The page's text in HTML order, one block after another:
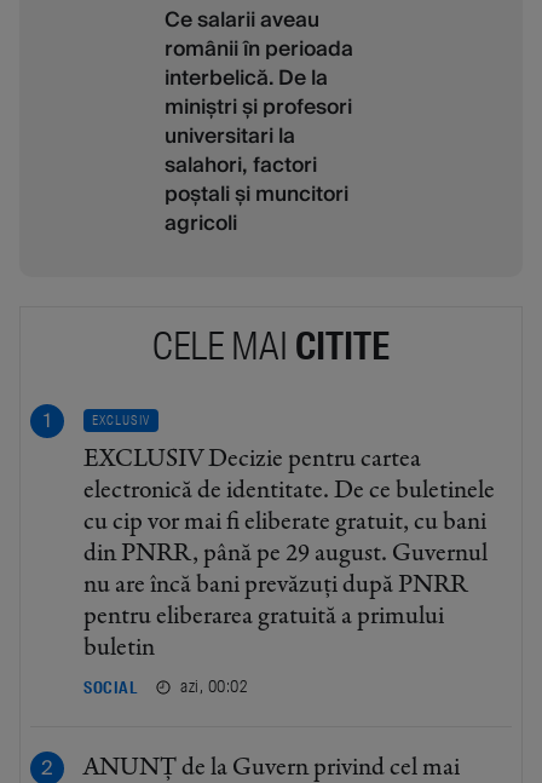
Ce salarii aveau
românii în perioada
interbelică. De la
miniștri și profesori
universitari la
salahori, factori
poștali și muncitori
agricoli
CELE MAI CITITE
EXCLUSIV
EXCLUSIV Decizie pentru cartea
electronică de identitate. De ce buletinele
cu cip vor mai fi eliberate gratuit, cu bani
din PNRR, până pe 29 august. Guvernul
nu are încă bani prevăzuți după PNRR
pentru eliberarea gratuită a primului
buletin
SOCIAL azi, 00:02
ANUNȚ de la Guvern privind cel mai